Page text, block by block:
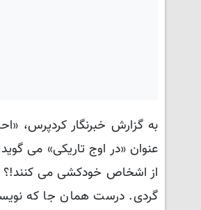
به گزارش خبرنگار کردپرس،
عنوان «در اوج تاریکی» می
از اشخاص خودکشی می کنند!؟
گردی. درست همان جا که